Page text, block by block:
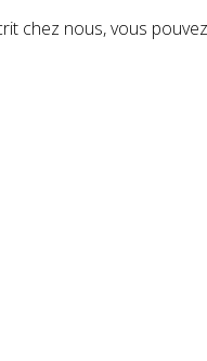
chez nous, vous